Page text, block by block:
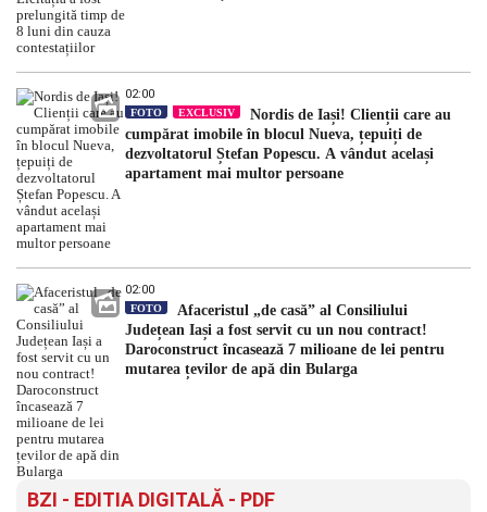
02:00
FOTO EXCLUSIV
Nordis de Iași! Clienții care au
cumpărat imobile în blocul Nueva, țepuiți de
dezvoltatorul Ștefan Popescu. A vândut același
apartament mai multor persoane
02:00
FOTO
Afaceristul „de casă” al Consiliului
Județean Iași a fost servit cu un nou contract!
Daroconstruct încasează 7 milioane de lei pentru
mutarea țevilor de apă din Bularga
BZI - EDITIA DIGITALĂ - PDF